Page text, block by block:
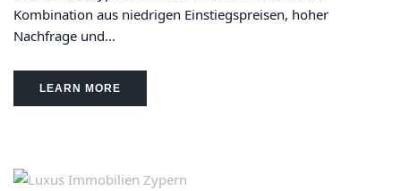
Kombination aus niedrigen Einstiegspreisen, hoher
Nachfrage und...
LEARN MORE